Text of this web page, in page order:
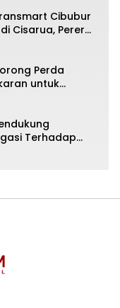
Cibubur
Cisarua, Pererat
Perda
untuk
Terhadap